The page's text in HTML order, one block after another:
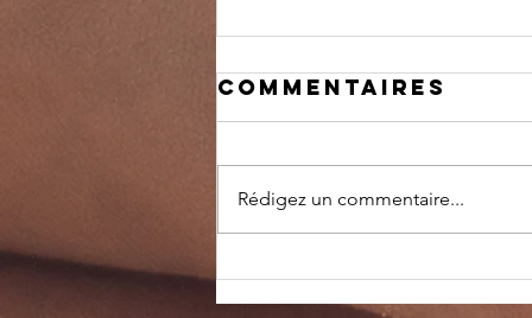
Commentaires
Rédigez un commentaire...